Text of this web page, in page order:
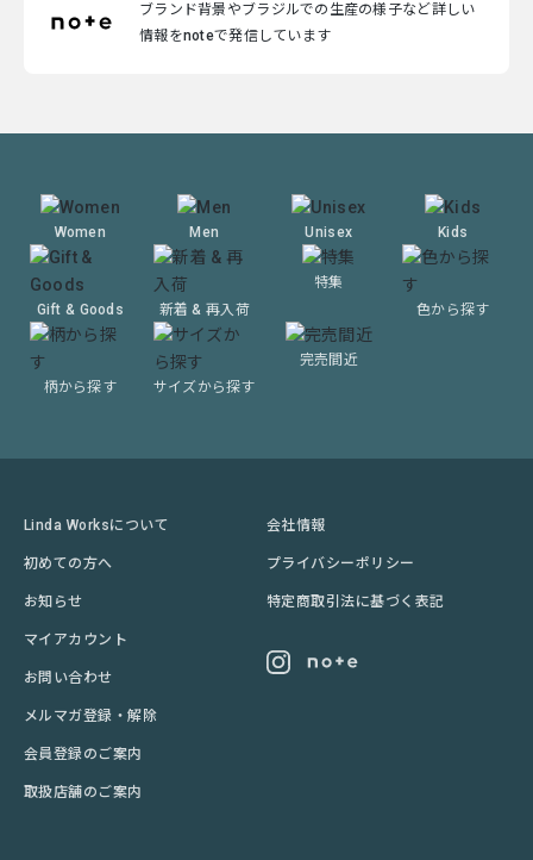
ブランド背景やブラジルでの生産の様子など詳しい
情報をnoteで発信しています
Women Men Unisex Kids
Gift & Goods 新着 & 再入荷
特集
色から探す
柄から探す サイズから探す
完売間近
Linda Worksについて
初めての方へ
お知らせ
マイアカウント
お問い合わせ
メルマガ登録・解除
会員登録のご案内
取扱店舗のご案内
会社情報
プライバシーポリシー
特定商取引法に基づく表記